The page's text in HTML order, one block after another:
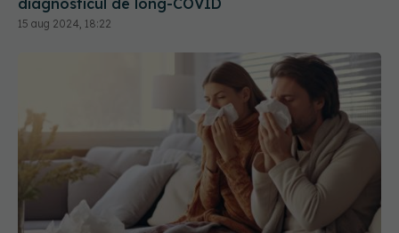
EXCLUSIV
Greșeala mortală pe care o facem
când suntem răciți. Adrian Marinescu: Le luăm ca